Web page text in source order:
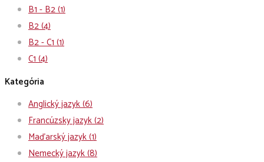
B1 - B2(1)
B2(4)
B2 - C1(1)
C1(4)
Kategória
Anglický jazyk(6)
Francúzsky jazyk(2)
Maďarský jazyk(1)
Nemecký jazyk(8)